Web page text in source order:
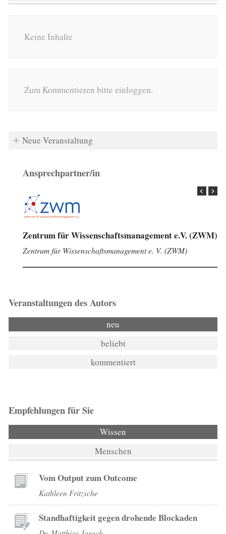
Keine Inhalte
Zum Kommentieren bitte einloggen.
Neue Veranstaltung
Ansprechpartner/in
Zentrum für Wissenschaftsmanagement e.V. (ZWM)
Zentrum für Wissenschaftsmanagement e. V. (ZWM)
Veranstaltungen des Autors
neu
beliebt
kommentiert
Empfehlungen für Sie
Wissen
Menschen
Vom Output zum Outcome
Kathleen Fritzsche
Standhaftigkeit gegen drohende Blockaden